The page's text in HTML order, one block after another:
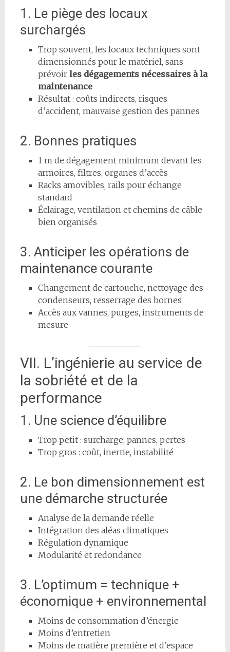
1. Le piège des locaux
surchargés
Trop souvent, les locaux techniques sont
dimensionnés pour le matériel, sans
prévoir les dégagements nécessaires à la
maintenance
Résultat : coûts indirects, risques
d’accident, mauvaise gestion des pannes
2. Bonnes pratiques
1 m de dégagement minimum devant les
armoires, filtres, organes d’accès
Racks amovibles, rails pour échange
standard
Éclairage, ventilation et chemins de câble
bien organisés
3. Anticiper les opérations de
maintenance courante
Changement de cartouche, nettoyage des
condenseurs, resserrage des bornes
Accès aux vannes, purges, instruments de
mesure
VII. L’ingénierie au service de
la sobriété et de la
performance
1. Une science d’équilibre
Trop petit : surcharge, pannes, pertes
Trop gros : coût, inertie, instabilité
2. Le bon dimensionnement est
une démarche structurée
Analyse de la demande réelle
Intégration des aléas climatiques
Régulation dynamique
Modularité et redondance
3. L’optimum = technique +
économique + environnemental
Moins de consommation d’énergie
Moins d’entretien
Moins de matière première et d’espace